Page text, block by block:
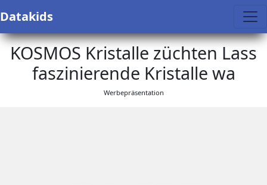
Datakids
KOSMOS Kristalle züchten Lass
faszinierende Kristalle wa
Werbepräsentation